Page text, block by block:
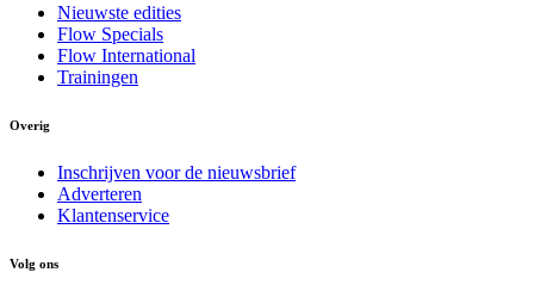
Nieuwste edities
Flow Specials
Flow International
Trainingen
Overig
Inschrijven voor de nieuwsbrief
Adverteren
Klantenservice
Volg ons